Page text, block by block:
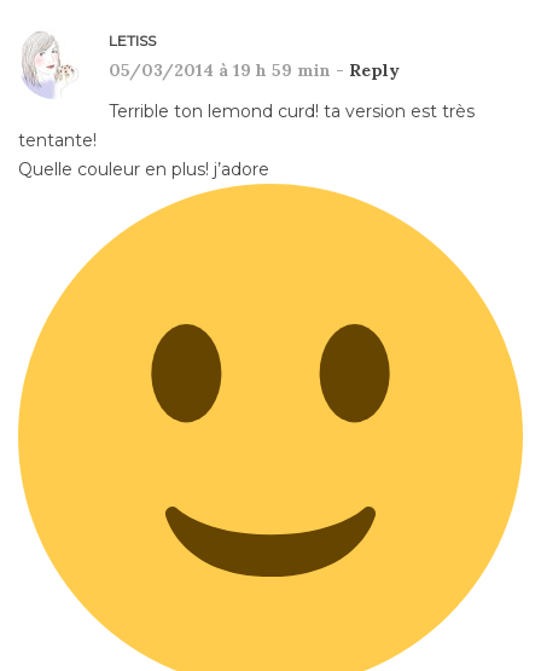
LETISS
05/03/2014 à 19 h 59 min - Reply
Terrible ton lemond curd! ta version est très
tentante!
Quelle couleur en plus! j’adore